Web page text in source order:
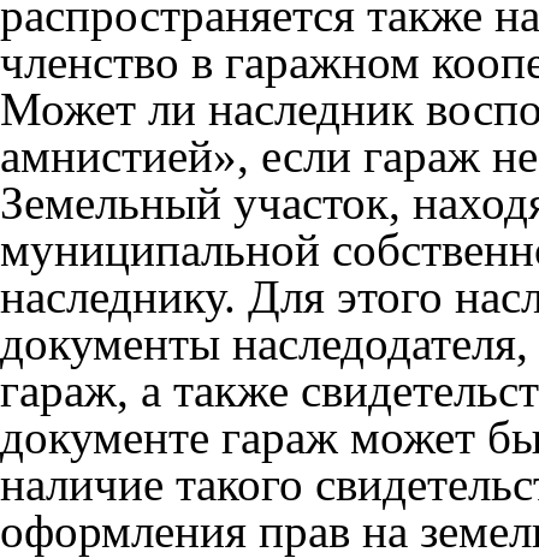
распространяется также
членство в гаражном
Может ли наследник
амнистией», если гараж
Земельный участок,
муниципальной
наследнику. Для этого
документы
гараж, а также
документе гараж может
наличие такого
оформления прав на